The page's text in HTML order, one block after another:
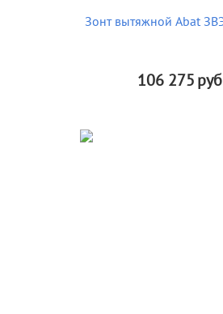
Зонт вытяжной Abat
106 275